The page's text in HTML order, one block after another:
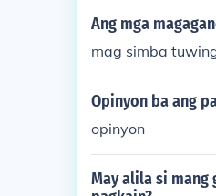
Ang mga
mag simba
Opinyon ba ang
opinyon
May alila si